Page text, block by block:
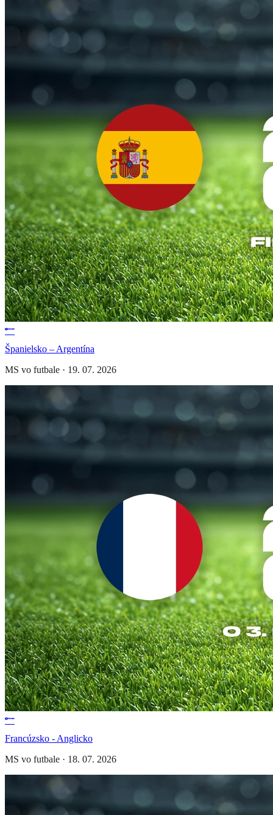
Španielsko – Argentína
MS vo futbale · 19. 07. 2026
Francúzsko - Anglicko
MS vo futbale · 18. 07. 2026